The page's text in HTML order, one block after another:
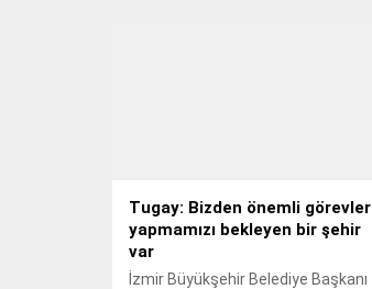
Tugay: Bizden önemli görevler
yapmamızı bekleyen bir şehir
var
İzmir Büyükşehir Belediye Başkanı